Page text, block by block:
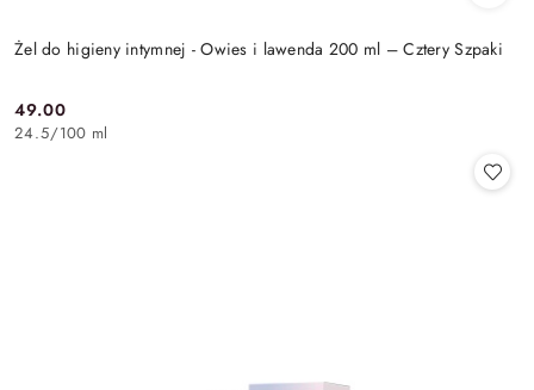
Żel do higieny intymnej - Owies i lawenda 200 ml – Cztery Szpaki
Cena:
49.00
24.5/100 ml